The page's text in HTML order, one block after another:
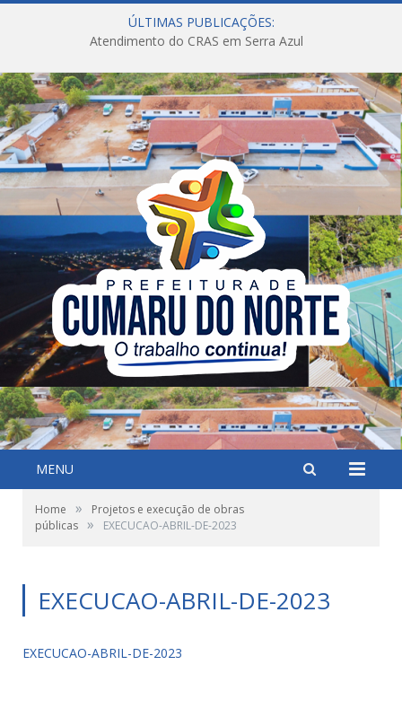
ÚLTIMAS PUBLICAÇÕES:
Atendimento do CRAS em Serra Azul
MENU
Home »
Projetos e execução de obras
públicas » EXECUCAO-ABRIL-DE-2023
EXECUCAO-ABRIL-DE-2023
EXECUCAO-ABRIL-DE-2023